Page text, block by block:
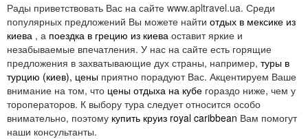
Рады приветствовать Вас на сайте www.apltravel.ua. Среди
популярных предложений Вы можете найти отдых в мексике из
киева , а поездка в грецию из киева оставит яркие и
незабываемые впечатления. У нас на сайте есть горящие
предложения в захватывающие дух страны, например, туры в
турцию (киев), цены приятно порадуют Вас. Акцентируем Ваше
внимание на том, что цены отдыха на кубе гораздо ниже, чем у
тороператоров. К выбору тура следует относится особо
внимательно, поэтому купить круиз royal caribbean Вам помогут
наши консультанты.